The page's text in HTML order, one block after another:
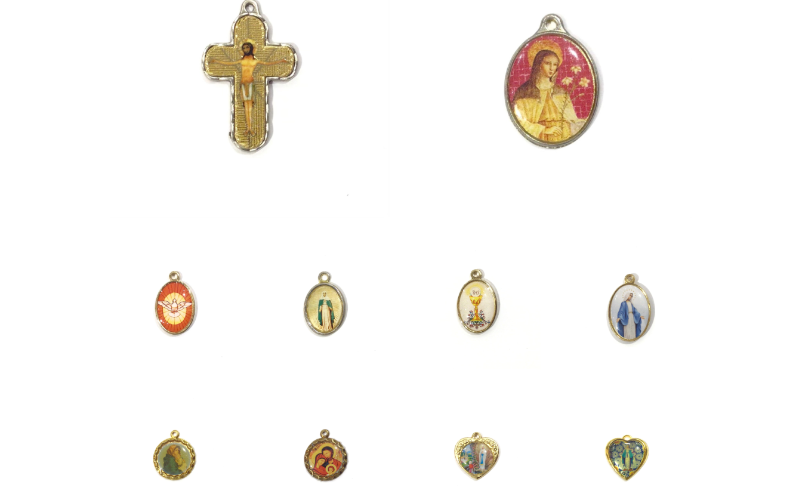
CROSS
¥1,980
St. Clare
¥1,980
DOVE
¥1,980
ST. MARY
¥1,980
CHALICE
¥1,980
ST. MARY
¥1,980
La Madonnina
¥1,980
Holy Family
¥1,980
Lourdes Fountain
¥1,980
ST.MARY
¥1,980